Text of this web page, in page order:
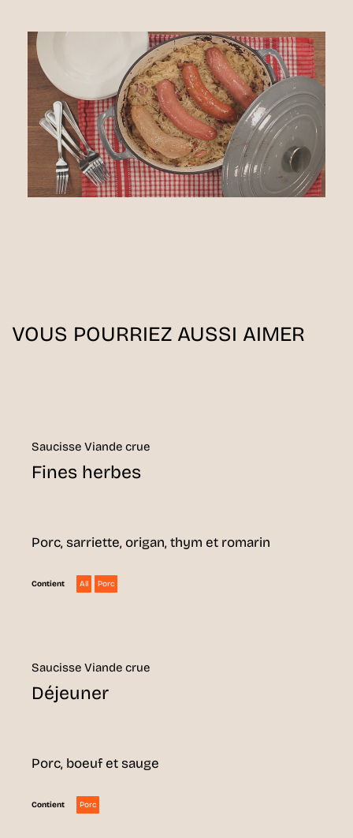
VOUS POURRIEZ AUSSI AIMER
Saucisse Viande crue
Fines herbes
Porc, sarriette, origan, thym et romarin
Contient Ail Porc
Saucisse Viande crue
Déjeuner
Porc, boeuf et sauge
Contient Porc